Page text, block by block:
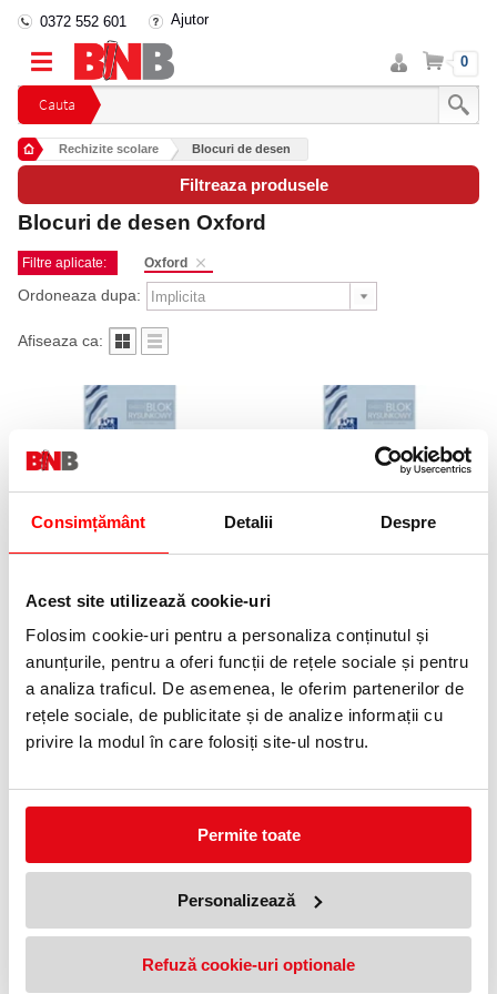
Consimțământ Detalii Despre
Acest site utilizează cookie-uri
Folosim cookie-uri pentru a personaliza conținutul și
anunțurile, pentru a oferi funcții de rețele sociale și pentru
a analiza traficul. De asemenea, le oferim partenerilor de
rețele sociale, de publicitate și de analize informații cu
privire la modul în care folosiți site-ul nostru.
Permite toate
Personalizează
Refuză cookie-uri optionale
Cauta
0372 552 601 Ajutor
Intra
in
cont
Cos 0
Rechizite scolare Blocuri de desen
Filtreaza produsele
Blocuri de desen Oxford
Filtre aplicate: Oxford
Ordoneaza dupa:
Afiseaza ca:
Bloc desen Oxford Kids, A3 20
12,30 lei(pret cu TVA)
Bloc desen Oxford Kids, A4 20
5,96 lei
NOUTATI
OFERTE
Bloc desen Oxford Kids, A3 20
Bloc desen Oxford Kids, A4 20